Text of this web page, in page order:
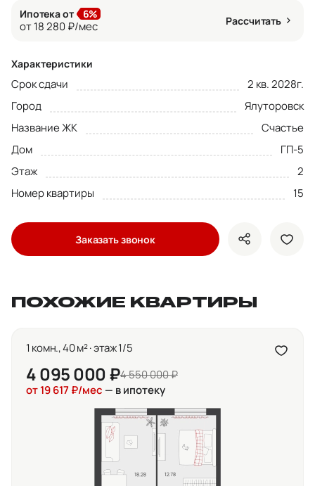
Ипотека от 6%
от 18 280 ₽/мес Рассчитать
Характеристики
Срок сдачи
2 кв. 2028г.
Город
Ялуторовск
Название ЖК
Счастье
Дом
ГП-5
Этаж
2
Номер квартиры
15
Заказать звонок показать
ПОХОЖИЕ КВАРТИРЫ
1 комн., 40 м² · этаж 1/5
4 095 000 ₽4 550 000 ₽
от 19 617 ₽/мес — в ипотеку